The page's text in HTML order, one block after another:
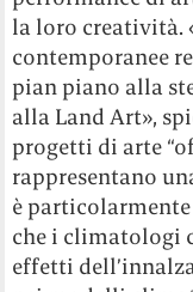
la loro creatività.
contemporanee
pian piano alla
alla Land Art»,
progetti di arte
rappresentano
è
che i climatologi
effetti